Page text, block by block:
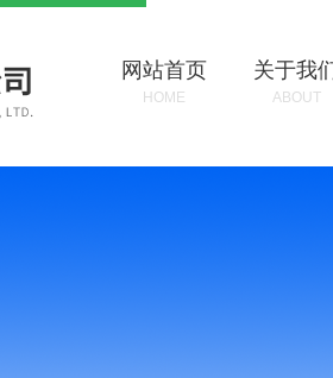
网站首页
HOME
关于我
ABOUT